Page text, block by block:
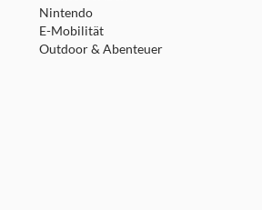
Nintendo
E-Mobilität
Outdoor & Abenteuer